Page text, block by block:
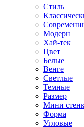
Стиль
Модерн
Хай-тек
Цвет
Белые
Венге
Светлые
Темные
Размер
Мини
Форма
Угловые